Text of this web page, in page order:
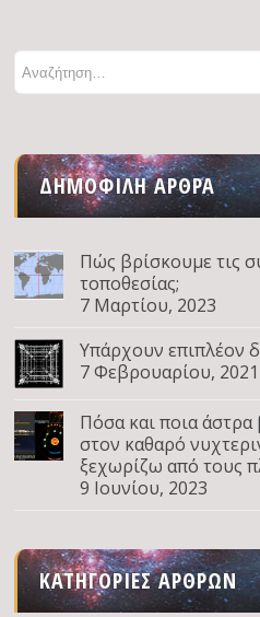
ΔΗΜΟΦΙΛΉ ΆΡΘΡΑ
Πώς βρίσκουμε τις
τοποθεσίας;
7 Μαρτίου, 2023
Υπάρχουν επιπλέον
7 Φεβρουαρίου, 2021
Πόσα και ποια
στον καθαρό
ξεχωρίζω από τους
9 Ιουνίου, 2023
ΚΑΤΗΓΟΡΊΕΣ ΆΡΘΡΩΝ